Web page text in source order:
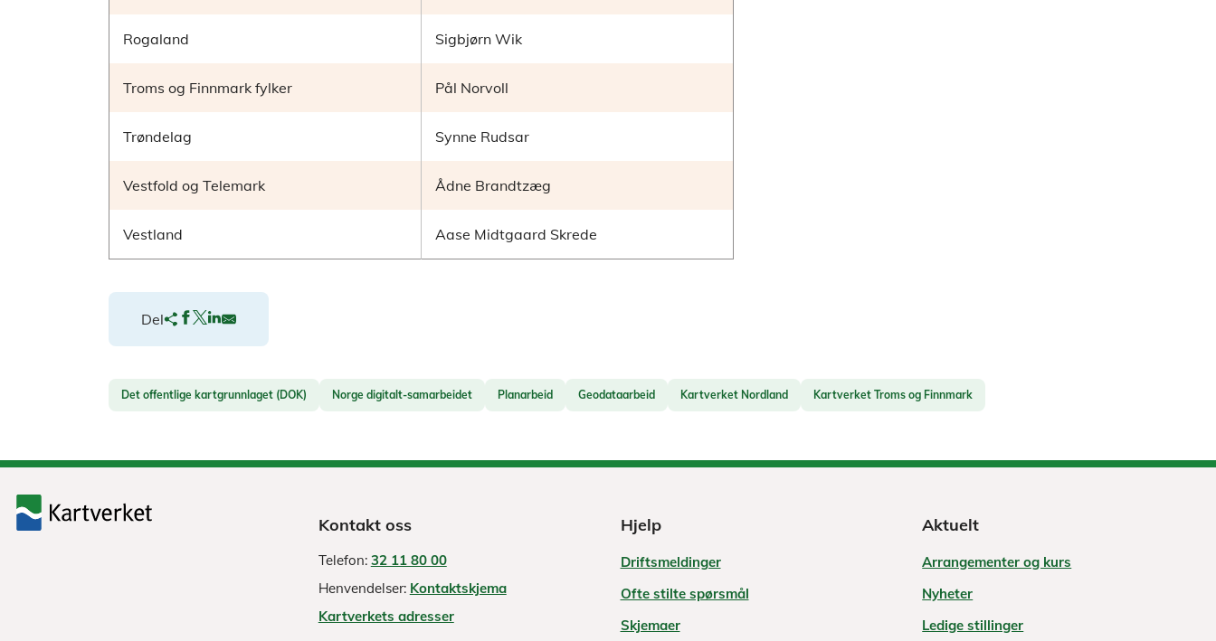
Rogaland Sigbjørn Wik
Troms og Finnmark fylker Pål Norvoll
Trøndelag Synne Rudsar
Vestfold og Telemark Ådne Brandtzæg
Vestland Aase Midtgaard Skrede
Del
Det offentlige kartgrunnlaget (DOK) Norge digitalt-samarbeidet Planarbeid Geodataarbeid Kartverket Nordland Kartverket Troms og Finnmark
Kontakt oss
Telefon: 32 11 80 00
Henvendelser: Kontaktskjema
Kartverkets adresser
Hjelp
Driftsmeldinger
Ofte stilte spørsmål
Skjemaer
Aktuelt
Arrangementer og kurs
Nyheter
Ledige stillinger